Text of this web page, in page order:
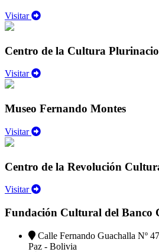
Visitar
Centro de la Cultura
Visitar
Museo Fernando Montes
Visitar
Centro de la Revolución
Visitar
Fundación Cultural del Banco
Calle Fernando Guachalla Nº
Paz - Bolivia